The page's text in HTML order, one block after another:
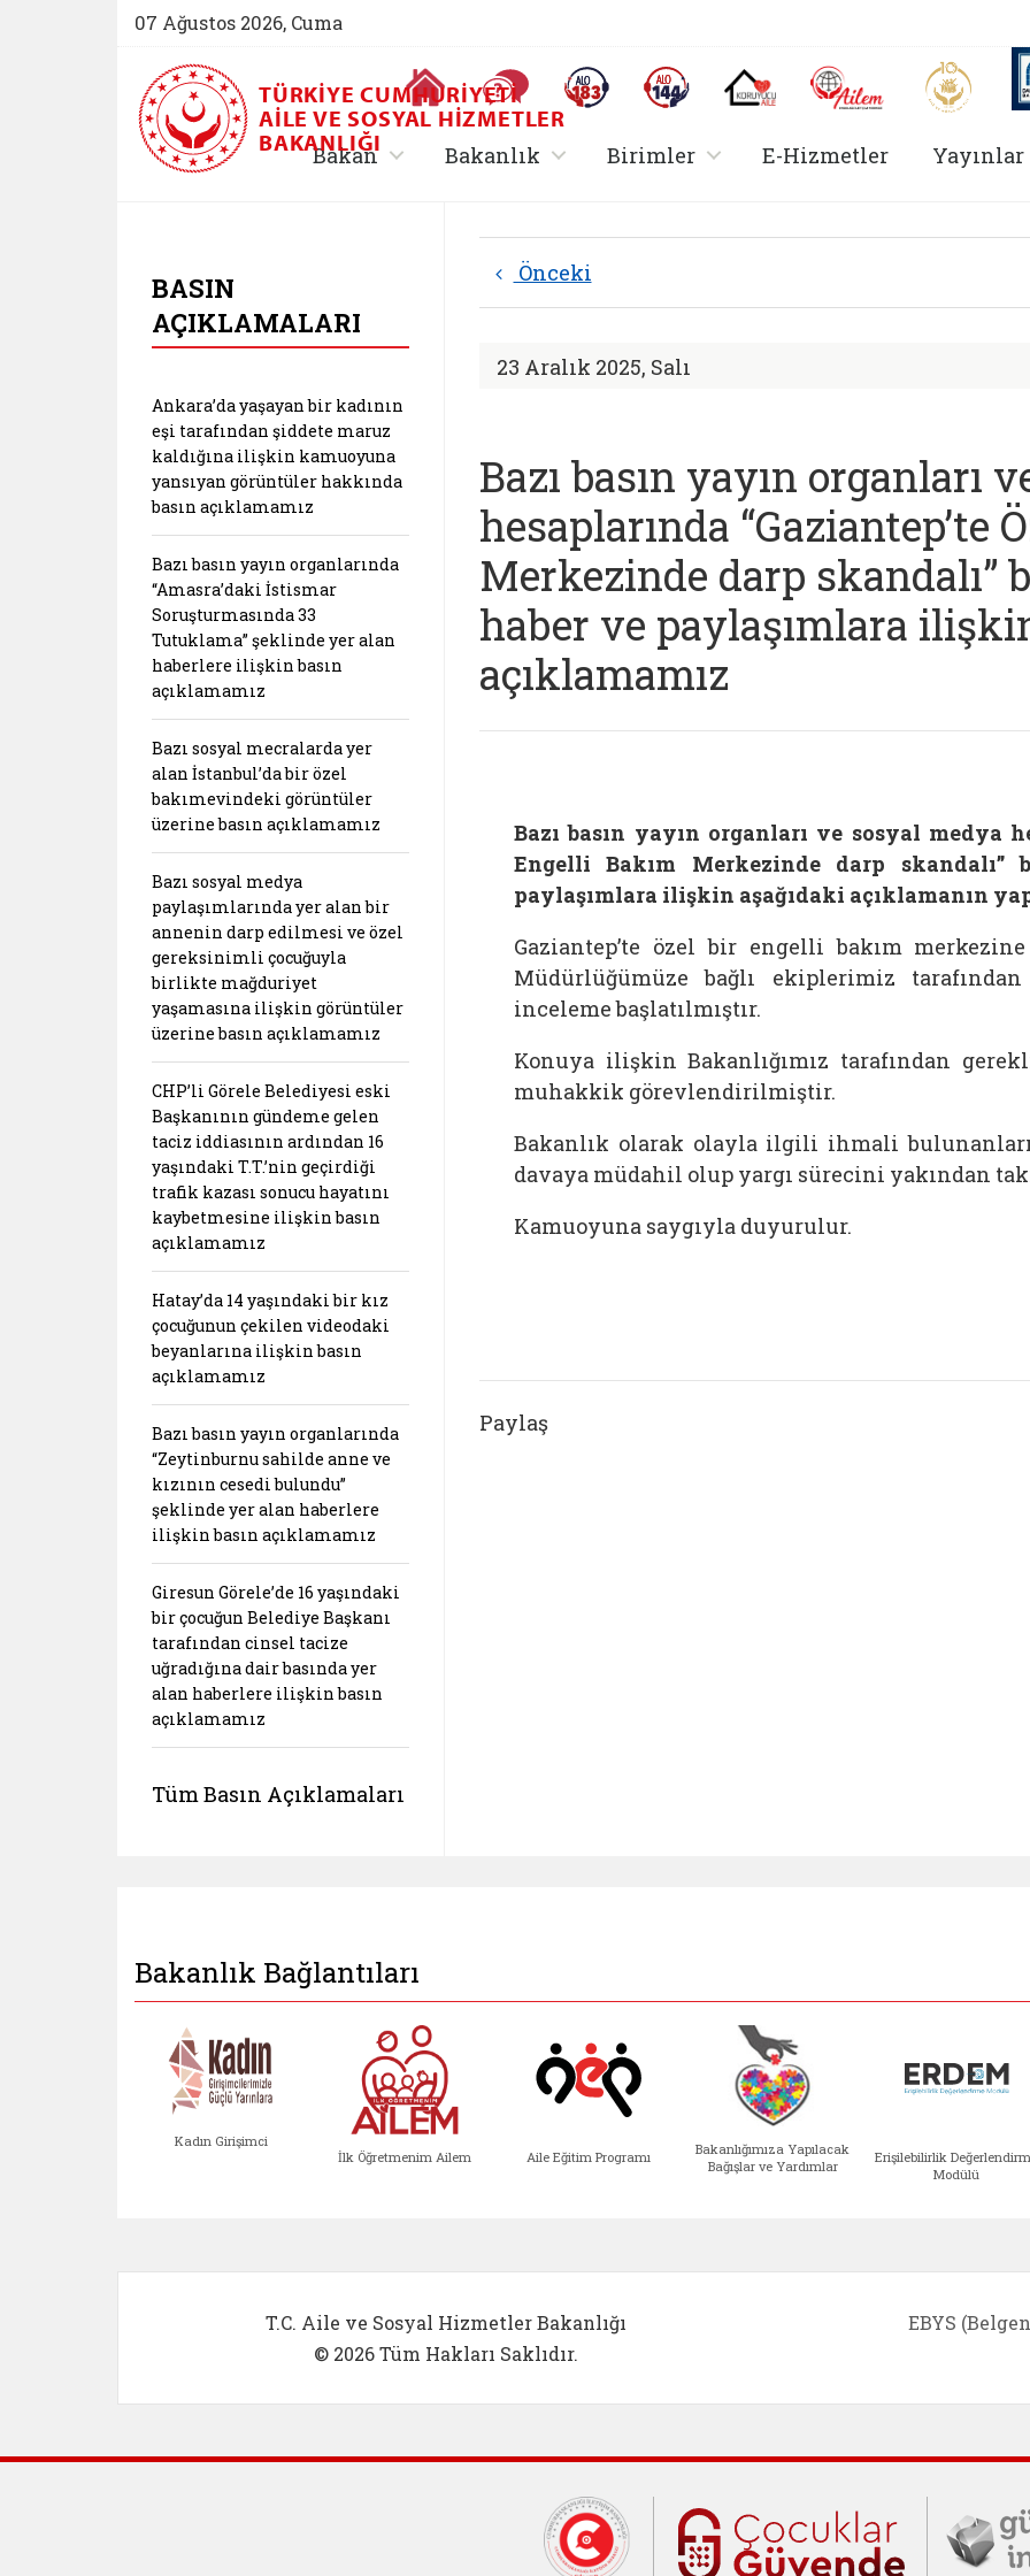
07 Ağustos 2026, Cuma
Ana Sayfa Sıkça Sorulan SorularAlo 183 (yeni sekmede açılır)Alo 144 (yeni sekmede açılır)Koruyucu Aile (yeni sekmede açılır)
AİLEM İletişim Aile ve
TÜRKIYE CUMHURIYETI
AILE VE SOSYAL HIZMETLER
BAKANLIĞI
Bakan, alt menü içerir
Bakanlık , alt menü içerir
Birimler, alt menü içerir
E-Hizmetler Yayınlar
T.C. Aile ve Sosyal Hizmetler
BASIN
AÇIKLAMALARI
Ankara’da yaşayan bir kadının
eşi tarafından şiddete maruz
kaldığına ilişkin kamuoyuna
yansıyan görüntüler hakkında
basın açıklamamız
Bazı basın yayın organlarında
“Amasra’daki İstismar
Soruşturmasında 33
Tutuklama” şeklinde yer alan
haberlere ilişkin basın
açıklamamız
Bazı sosyal mecralarda yer
alan İstanbul’da bir özel
bakımevindeki görüntüler
üzerine basın açıklamamız
Bazı sosyal medya
paylaşımlarında yer alan bir
annenin darp edilmesi ve özel
gereksinimli çocuğuyla
birlikte mağduriyet
yaşamasına ilişkin görüntüler
üzerine basın açıklamamız
CHP’li Görele Belediyesi eski
Başkanının gündeme gelen
taciz iddiasının ardından 16
yaşındaki T.T.’nin geçirdiği
trafik kazası sonucu hayatını
kaybetmesine ilişkin basın
açıklamamız
Hatay’da 14 yaşındaki bir kız
çocuğunun çekilen videodaki
beyanlarına ilişkin basın
açıklamamız
Bazı basın yayın organlarında
“Zeytinburnu sahilde anne ve
kızının cesedi bulundu”
şeklinde yer alan haberlere
ilişkin basın açıklamamız
Giresun Görele’de 16 yaşındaki
bir çocuğun Belediye Başkanı
tarafından cinsel tacize
uğradığına dair basında yer
alan haberlere ilişkin basın
açıklamamız
Tüm Basın Açıklamaları
Önceki
23 Aralık 2025, Salı
Bazı basın yayın organları
hesaplarında “Gaziantep’te
Merkezinde darp skandalı”
haber ve paylaşımlara
açıklamamız
Bazı basın yayın organları ve sosyal medya
Engelli Bakım Merkezinde darp skandalı”
paylaşımlara ilişkin aşağıdaki açıklamanın
Gaziantep’te özel bir engelli bakım
Müdürlüğümüze bağlı ekiplerimiz
inceleme başlatılmıştır.
Konuya ilişkin Bakanlığımız tarafından
muhakkik görevlendirilmiştir.
Bakanlık olarak olayla ilgili ihmali
davaya müdahil olup yargı sürecini yakından
Kamuoyuna saygıyla duyurulur.
Paylaş
Bakanlık Bağlantıları
Kadın Girişimci
İlk Öğretmenim Ailem Aile Eğitim Programı
Bakanlığımıza Yapılacak
Bağışlar ve Yardımlar
Erişilebilirlik
Modülü
T.C. Aile ve Sosyal Hizmetler Bakanlığı
© 2026 Tüm Hakları Saklıdır.
EBYS
Cumhurbaşkanlığı İletişim Merkezi
Çocuklar